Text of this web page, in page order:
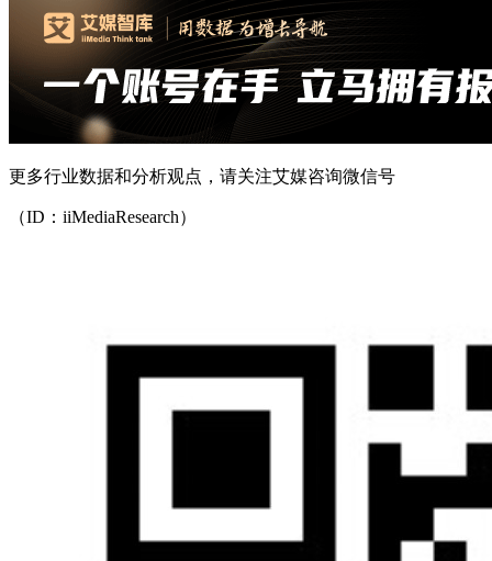
更多行业数据和分析观点，请关注艾媒咨询微信号
（ID：iiMediaResearch）